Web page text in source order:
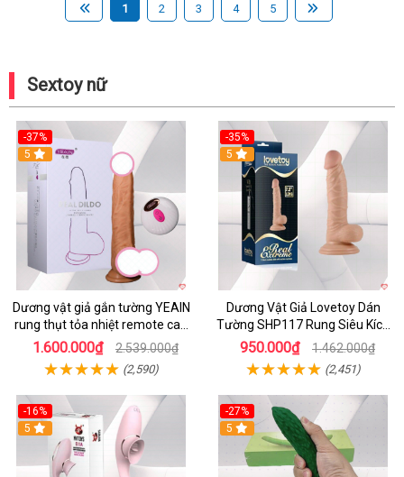
1 2 3 4 5
Sextoy nữ
-37%
5
Dương vật giả gắn tường YEAIN
rung thụt tỏa nhiệt remote cao
cấp
1.600.000₫ 2.539.000₫
(2,590)
-35%
5
Dương Vật Giả Lovetoy Dán
Tường SHP117 Rung Siêu Kích
Thích
950.000₫ 1.462.000₫
(2,451)
-16%
5
-27%
5